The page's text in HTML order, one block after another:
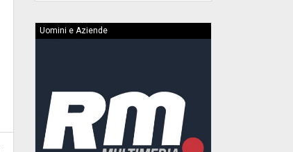
Uomini e Aziende